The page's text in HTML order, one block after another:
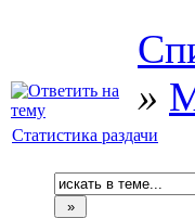
»
Статистика раздачи